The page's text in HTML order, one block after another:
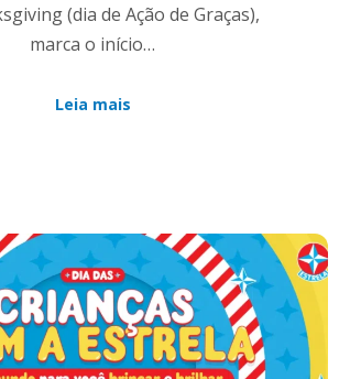
(dia de Ação de Graças),
marca o início…
Leia mais